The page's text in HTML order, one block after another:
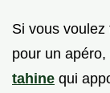
Si vous
pour un
tahine qui